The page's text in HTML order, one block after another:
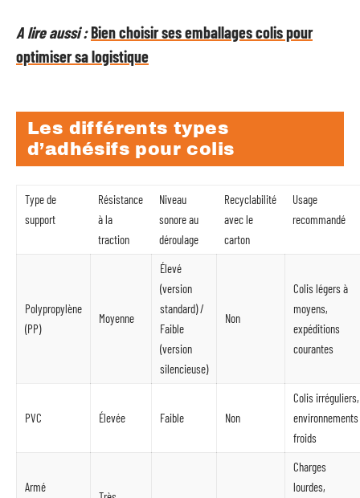
A lire aussi :Bien choisir ses emballages colis pour
optimiser sa logistique
Les différents types
d’adhésifs pour colis
Type de
support
Résistance
à la
traction
Niveau
sonore au
déroulage
Recyclabilité
avec le
carton
Usage
recommandé
Polypropylène
(PP)
Moyenne
Élevé
(version
standard) /
Faible
(version
silencieuse)
Non
Colis légers à
moyens,
expéditions
courantes
PVC Élevée Faible Non
Colis irréguliers,
environnements
froids
Armé
Charges
lourdes,